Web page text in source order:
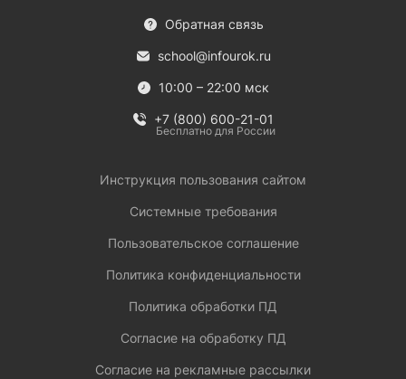
Обратная связь
school@infourok.ru
10:00 – 22:00 мск
+7 (800) 600-21-01
Бесплатно для России
Инструкция пользования сайтом
Системные требования
Пользовательское соглашение
Политика конфиденциальности
Политика обработки ПД
Согласие на обработку ПД
Согласие на рекламные рассылки